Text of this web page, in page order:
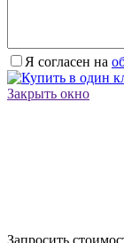
Я согласен на
Закрыть окно
Запросить